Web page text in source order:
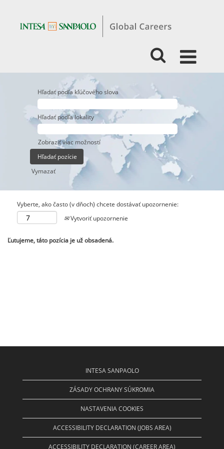
Hľadať podľa kľúčového slova
Hľadať podľa lokality
Zobraziť viac možností
Vymazať
Vyberte, ako často (v dňoch) chcete dostávať upozornenie:
Vytvoriť upozornenie
Ľutujeme, táto pozícia je už obsadená.
INTESA SANPAOLO
ZÁSADY OCHRANY SÚKROMIA
NASTAVENIA COOKIES
ACCESSIBILITY DECLARATION (JOBS AREA)
ACCESSIBILITY DECLARATION (CAREER AREA)